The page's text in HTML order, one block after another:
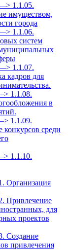
1.1.05.
имуществом,
города
1.1.06.
систем
1.1.07.
кадров для
1.1.08.
в
1.1.09.
конкурсов среди
1.1.10.
Организация
Привлечение
для
проектов
Создание
привлечения